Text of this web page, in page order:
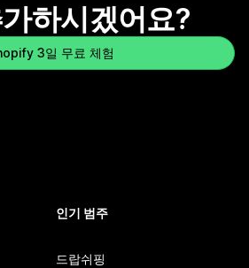
하시겠어요?
3일 무료 체험
인기 범주
드랍쉬핑